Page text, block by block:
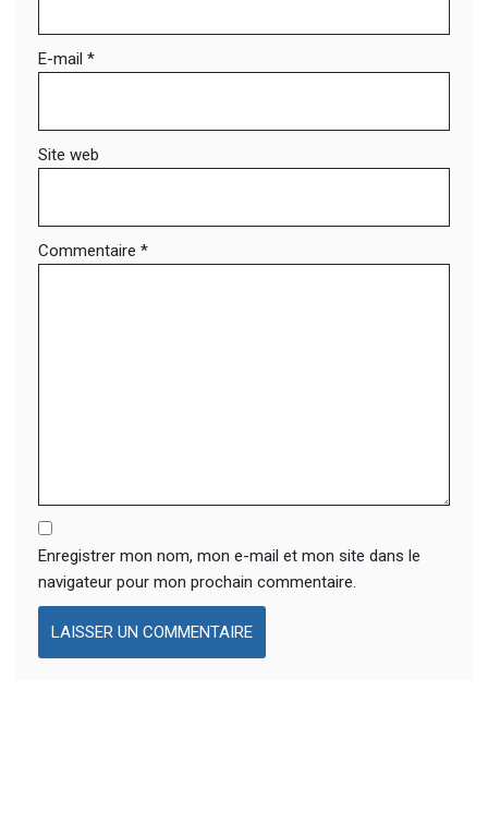
E-mail *
Site web
Commentaire *
Enregistrer mon nom, mon e-mail et mon site dans le
navigateur pour mon prochain commentaire.